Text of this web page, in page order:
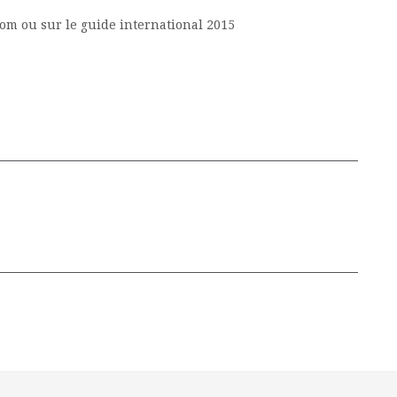
ou sur le guide international 2015